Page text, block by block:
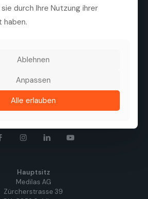
ist ein führender Anbieter von
ophthalmologischen Produkten,
Kliniken und Augenärzten.
Fax +41 44 747 40 05
Hauptsitz
Medilas AG
Zürcherstrasse 39
durch Ihre Nutzung ihrer
haben.
Ablehnen
Anpassen
Alle erlauben